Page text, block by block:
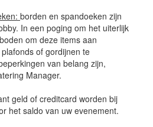
borden en spandoeken zijn
In een poging om het uiterlijk
om deze items aan
of gordijnen te
van belang zijn,
Manager.
geld of creditcard worden bij
het saldo van uw evenement.